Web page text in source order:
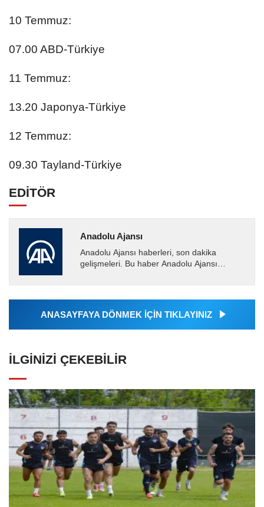
10 Temmuz:
07.00 ABD-Türkiye
11 Temmuz:
13.20 Japonya-Türkiye
12 Temmuz:
09.30 Tayland-Türkiye
EDİTÖR
Anadolu Ajansı
Anadolu Ajansı haberleri, son dakika
gelişmeleri. Bu haber Anadolu Ajansı
tarafından geçilen tüm...
ANASAYFAYA DÖNMEK İÇİN TIKLAYINIZ
İLGINIZI ÇEKEBILIR